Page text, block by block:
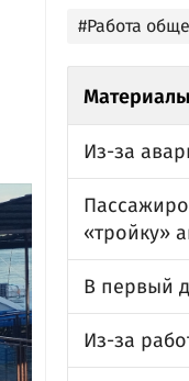
#Работа
Из-за
«тройку»
В первый
Из-за